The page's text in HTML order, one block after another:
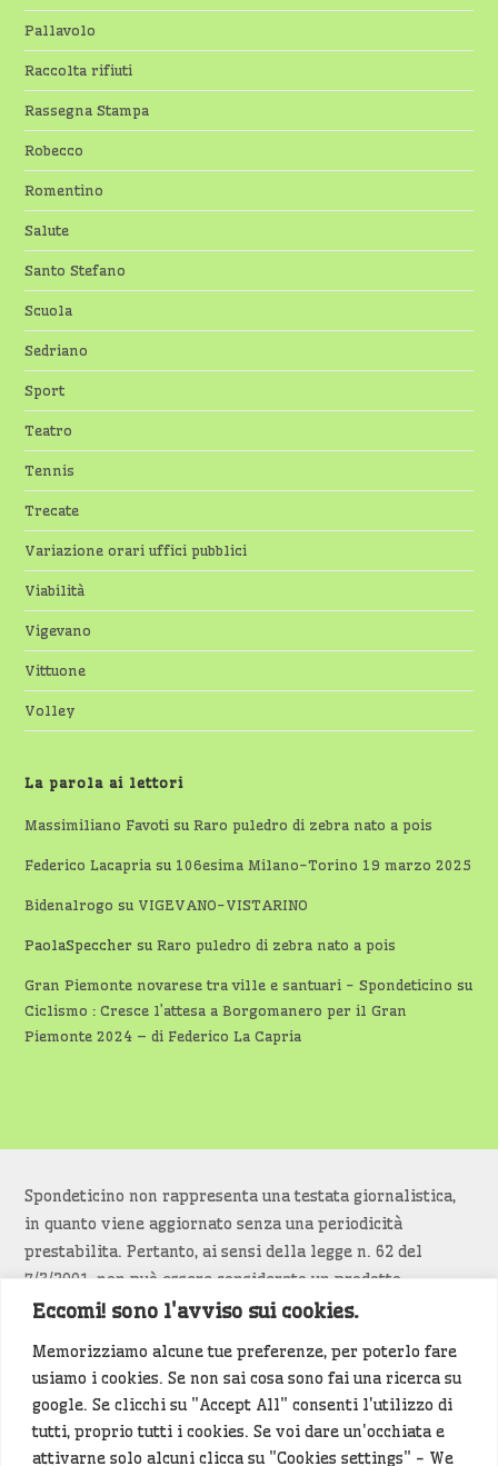
Eccomi! sono l'avviso sui cookies.
Memorizziamo alcune tue preferenze, per poterlo fare
usiamo i cookies. Se non sai cosa sono fai una ricerca su
google. Se clicchi su "Accept All" consenti l'utilizzo di
tutti, proprio tutti i cookies. Se voi dare un'occhiata e
attivarne solo alcuni clicca su "Cookies settings" - We
Pallavolo
Raccolta rifiuti
Rassegna Stampa
Robecco
Romentino
Salute
Santo Stefano
Scuola
Sedriano
Sport
Teatro
Tennis
Trecate
Variazione orari uffici pubblici
Viabilità
Vigevano
Vittuone
Volley
La parola ai lettori
Massimiliano Favoti suRaro puledro di zebra nato a pois
Federico Lacapria su 106esima Milano-Torino 19 marzo 2025
Bidenalrogo su VIGEVANO-VISTARINO
PaolaSpeccher suRaro puledro di zebra nato a pois
Gran Piemonte novarese tra ville e santuari - Spondeticino su
Ciclismo : Cresce l’attesa a Borgomanero per il Gran
Piemonte 2024 – di Federico La Capria
Spondeticino non rappresenta una testata giornalistica,
in quanto viene aggiornato senza una periodicità
prestabilita. Pertanto, ai sensi della legge n. 62 del
7/3/2001, non può essere considerato un prodotto
editoriale.
Siamo attenti a non violare copyright e diritti
d’immagine. Se un contenuto è di tua proprietà e vuoi
richiederne la rimozionediccelo(<- clicca per inviarci un
messaggio).